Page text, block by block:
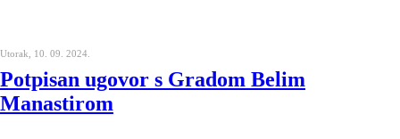
Utorak, 10. 09. 2024.
Potpisan ugovor s Gradom Belim
Manastirom